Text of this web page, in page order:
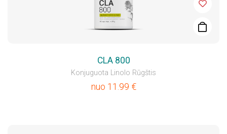
CLA 800
Konjuguota Linolo Rūgštis
nuo 11.99 €